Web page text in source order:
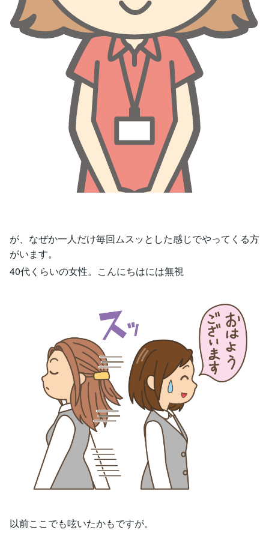
が、なぜか一人だけ毎回ムスッとした感じでやってくる方
がいます。
40代くらいの女性。こんにちはには無視
以前ここでも呟いたかもですが。